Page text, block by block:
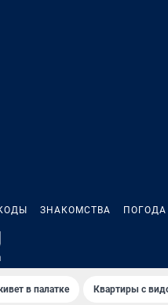
ЗНАКОМСТВА ПОГОДА
в палатке Квартиры с